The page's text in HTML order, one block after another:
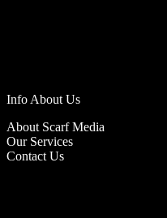
Info About Us
About Scarf Media
Our Services
Contact Us